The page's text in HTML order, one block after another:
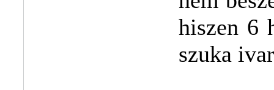
hiszen 6
szuka